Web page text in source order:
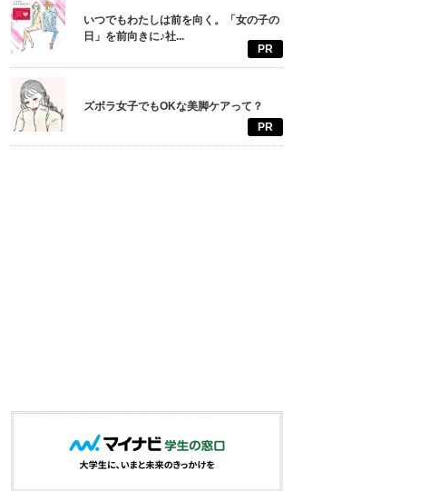
いつでもわたしは前を向く。「女の子の
日」を前向きに♪社...
PR
ズボラ女子でもOKな美脚ケアって？
PR